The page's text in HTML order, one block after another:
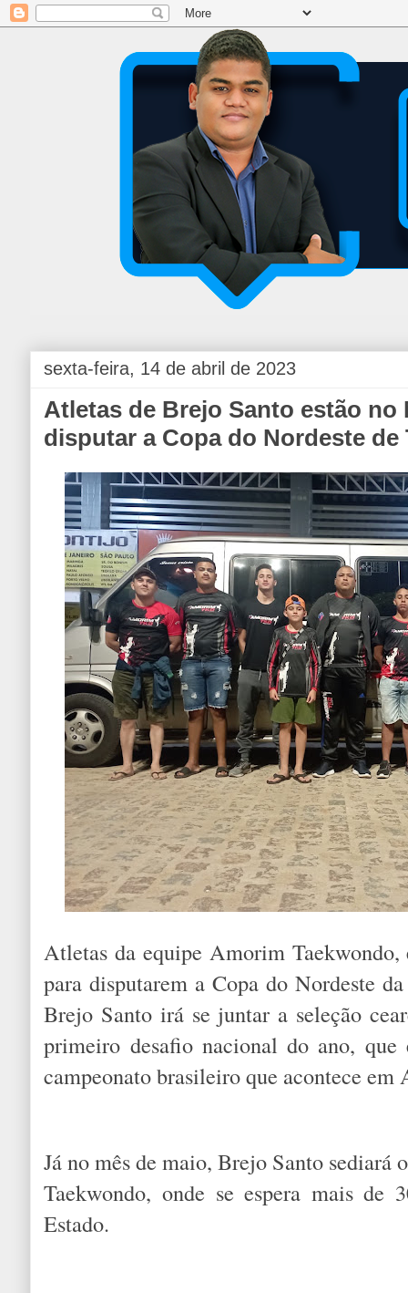
sexta-feira, 14 de abril de 2023
Atletas de Brejo Santo estão no
disputar a Copa do Nordeste de
Atletas da equipe Amorim
para disputarem a Copa do Nordeste
Brejo Santo irá se juntar a seleção
primeiro desafio nacional do ano,
campeonato brasileiro que acontece
Já no mês de maio, Brejo Santo sediará
Taekwondo, onde se espera mais de
Estado.